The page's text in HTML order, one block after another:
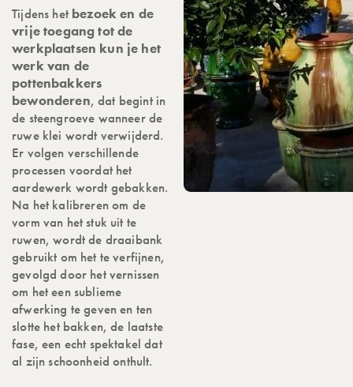
Tijdens het bezoek en de
vrije toegang tot de
werkplaatsen kun je het
werk van de
pottenbakkers
bewonderen, dat begint in
de steengroeve wanneer de
ruwe klei wordt verwijderd.
Er volgen verschillende
processen voordat het
aardewerk wordt gebakken.
Na het kalibreren om de
vorm van het stuk uit te
ruwen, wordt de draaibank
gebruikt om het te verfijnen,
gevolgd door het vernissen
om het een sublieme
afwerking te geven en ten
slotte het bakken, de laatste
fase, een echt spektakel dat
al zijn schoonheid onthult.